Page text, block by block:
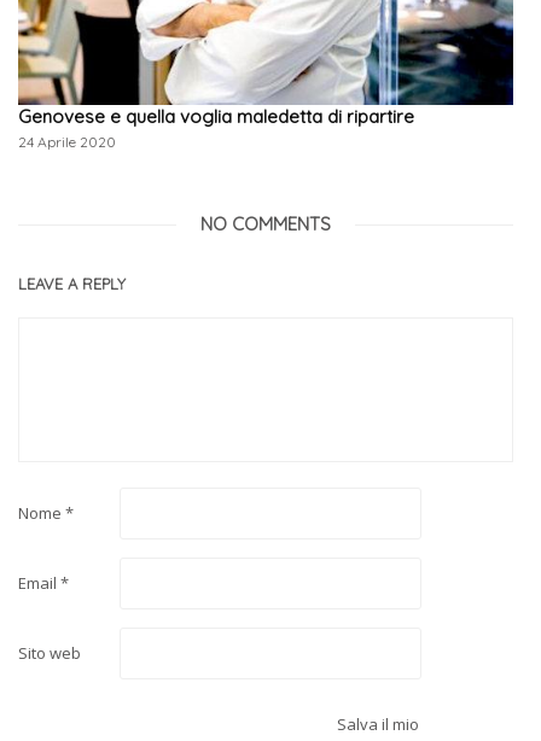
Genovese e quella voglia maledetta di ripartire
24 Aprile 2020
NO COMMENTS
LEAVE A REPLY
Nome *
Email *
Sito web
Salva il mio